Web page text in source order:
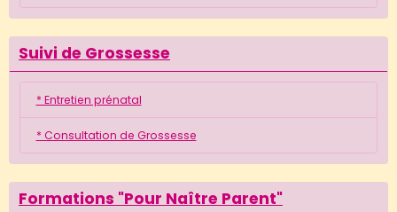
Suivi de Grossesse
* Entretien prénatal
* Consultation de Grossesse
Formations "Pour Naître Parent"